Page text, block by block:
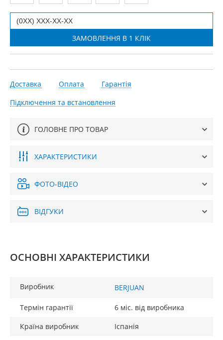
Доставка Оплата
Гарантія
Підключення та встановлення
ГОЛОВНЕ ПРО ТОВАР
ХАРАКТЕРИСТИКИ
ФОТО-ВІДЕО
ВІДГУКИ
ОСНОВНІ ХАРАКТЕРИСТИКИ
Виробник BERJUAN
Термін гарантії
6 міс. від виробника
Країна виробник
Іспанія